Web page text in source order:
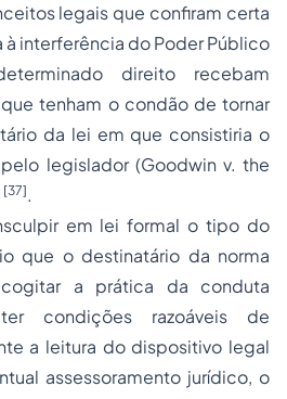
legais que confiram certa
interferência do Poder Público
direito recebam
tenham o condão de tornar
da lei em que consistiria o
legislador (Goodwin v. the
[37].
em leiformal o tipo do
que o destinatário da norma
a prática da conduta
condições razoáveis de
a leitura do dispositivo legal
assessoramento jurídico, o